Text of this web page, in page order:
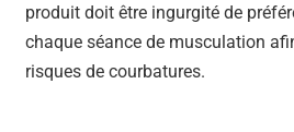
produit doit être ingurgité de
chaque séance de musculation
risques de courbatures.